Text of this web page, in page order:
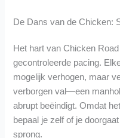
De Dans van de Chicken:
Het hart van Chicken
gecontroleerde pacing.
mogelijk verhogen, maar
verborgen val—een
abrupt beëindigt. Omdat
bepaal je zelf of je
sprong.